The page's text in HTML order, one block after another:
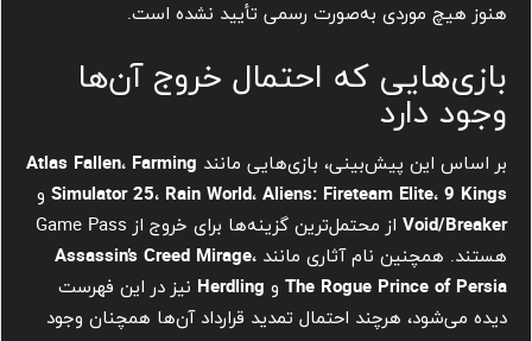
هنوز هیچ موردی به‌صورت رسمی تأیید نشده است.
بازی‌هایی که احتمال خروج آن‌ها
وجود دارد
بر اساس این پیش‌بینی، بازی‌هایی مانند Atlas Fallen، Farming
Simulator 25، Rain World، Aliens: Fireteam Elite، 9 Kings
و
Void/Breaker
از محتمل‌ترین گزینه‌ها برای خروج از Game Pass
هستند. همچنین نام آثاری مانند Assassin’s Creed Mirage،
The Rogue Prince of Persia و Herdling نیز در این فهرست
دیده می‌شود، هرچند احتمال تمدید قرارداد آن‌ها همچنان وجود